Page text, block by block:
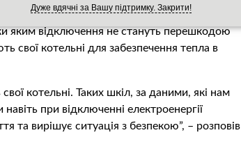
Дуже вдячні за Вашу підтримку. Закрити!
відрізняється, але понад 50%
яким відключення не стануть перешкодою
свої котельні для забезпечення тепла в
котельні. Таких шкіл, за даними, які нам
при відключенні електроенергії
та вирішує ситуація з безпекою”, – розповів